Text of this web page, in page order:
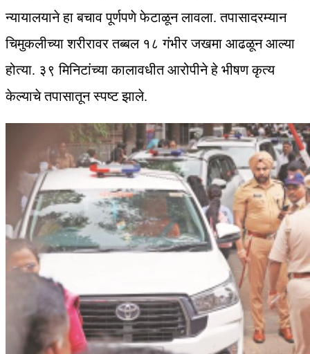
न्यायालयाने हा बचाव पूर्णपणे फेटाळून लावला. तपासादरम्यान
चिमुकलीच्या शरीरावर तब्बल १८ गंभीर जखमा आढळून आल्या
होत्या. ३९ मिनिटांच्या कालावधीत आरोपीने हे भीषण कृत्य
केल्याचे तपासातून स्पष्ट झाले.